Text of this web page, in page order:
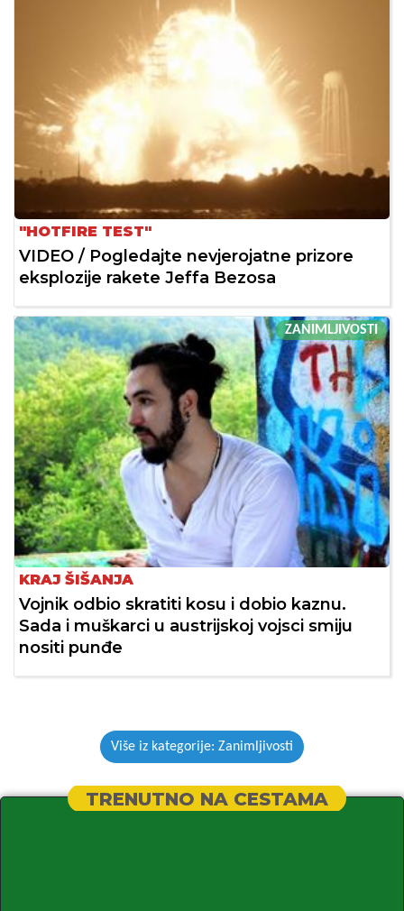
"HOTFIRE TEST"
VIDEO / Pogledajte nevjerojatne prizore
eksplozije rakete Jeffa Bezosa
ZANIMLJIVOSTI
KRAJ ŠIŠANJA
Vojnik odbio skratiti kosu i dobio kaznu.
Sada i muškarci u austrijskoj vojsci smiju
nositi punđe
Više iz kategorije: Zanimljivosti
TRENUTNO NA CESTAMA